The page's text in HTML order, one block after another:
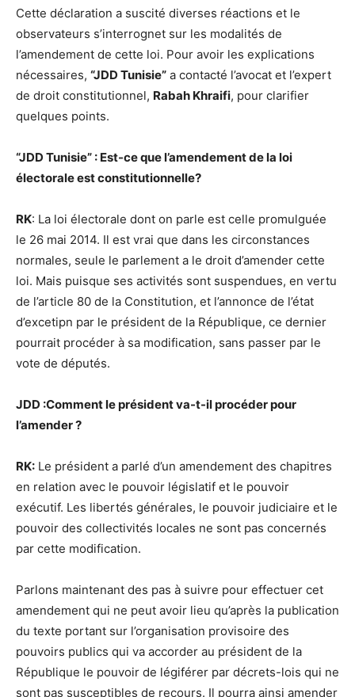
Cette déclaration a suscité diverses réactions et le
observateurs s’interrognet sur les modalités de
l’amendement de cette loi. Pour avoir les explications
nécessaires, “JDD Tunisie” a contacté l’avocat et l’expert
de droit constitutionnel, Rabah Khraifi, pour clarifier
quelques points.
“JDD Tunisie” : Est-ce que l’amendement de la loi
électorale est constitutionnelle?
RK: La loi électorale dont on parle est celle promulguée
le 26 mai 2014. Il est vrai que dans les circonstances
normales, seule le parlement a le droit d’amender cette
loi. Mais puisque ses activités sont suspendues, en vertu
de l’article 80 de la Constitution, et l’annonce de l’état
d’excetipn par le président de la République, ce dernier
pourrait procéder à sa modification, sans passer par le
vote de députés.
JDD :Comment le président va-t-il procéder pour
l’amender ?
RK: Le président a parlé d’un amendement des chapitres
en relation avec le pouvoir législatif et le pouvoir
exécutif. Les libertés générales, le pouvoir judiciaire et le
pouvoir des collectivités locales ne sont pas concernés
par cette modification.
Parlons maintenant des pas à suivre pour effectuer cet
amendement qui ne peut avoir lieu qu’après la publication
du texte portant sur l’organisation provisoire des
pouvoirs publics qui va accorder au président de la
République le pouvoir de légiférer par décrets-lois qui ne
sont pas susceptibles de recours. Il pourra ainsi amender